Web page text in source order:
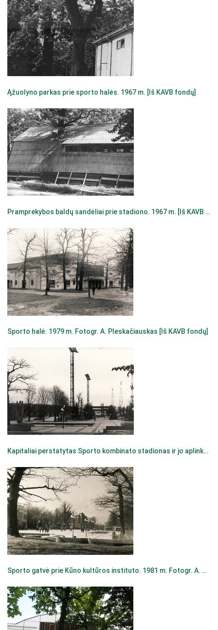
Ąžuolyno parkas prie sporto halės. 1967 m. [Iš KAVB fondų]
Pramprekybos baldų sandėliai prie stadiono. 1967 m. [Iš KAVB fondų]
Sporto halė. 1979 m. Fotogr. A. Pleskačiauskas [Iš KAVB fondų]
Kapitaliai perstatytas Sporto kombinato stadionas ir jo aplinka. 1980 m. Fotogr. A. Pleskačiauskas [Iš KAVB fondų]
Sporto gatvė prie Kūno kultūros instituto. 1981 m. Fotogr. A. Pleskačiauskas [Iš KAVB fondų]